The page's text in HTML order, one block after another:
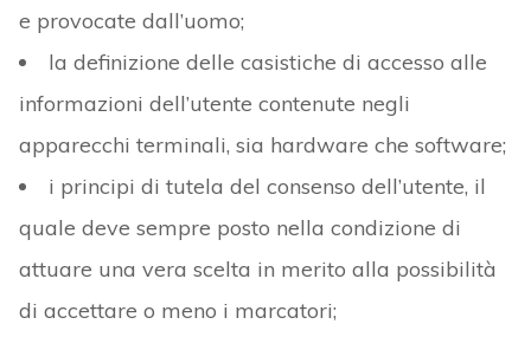
e provocate dall’uomo;
la definizione delle casistiche di accesso alle
informazioni dell’utente contenute negli
apparecchi terminali, sia hardware che software;
i principi di tutela del consenso dell’utente, il
quale deve sempre posto nella condizione di
attuare una vera scelta in merito alla possibilità
di accettare o meno i marcatori;